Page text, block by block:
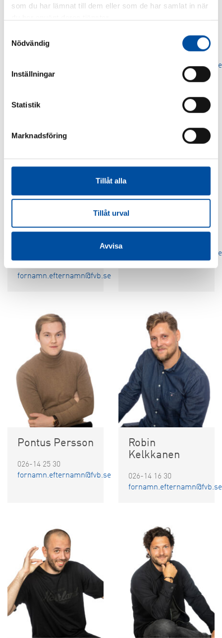
som du har lämnat till dem eller som de har samlat in när
Nödvändig
Inställningar
Statistik
Marknadsföring
Tillåt alla
Tillåt urval
Avvisa
Johan Enström
fornamn.efternamn@fvb.se
Kristin
fornamn.efternamn@fvb.se
Niclas Engberg
förnamn.efternamn@fvb.se
Pontus Persson
026-14 25 30
fornamn.efternamn@fvb.se
Robin
Kelkkanen
026-14 16 30
fornamn.efternamn@fvb.se